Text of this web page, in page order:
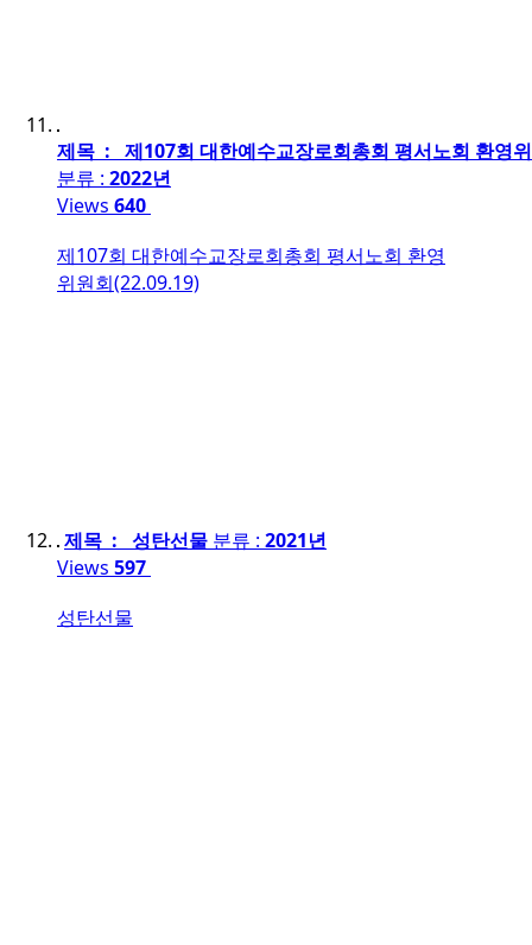
제목 : 제107회 대한예수교장로회총회 평서노회 환영
분류 : 2022년
Views 640
제107회 대한예수교장로회총회 평서노회 환영
위원회(22.09.19)
제목 : 성탄선물 분류 : 2021년
Views 597
성탄선물